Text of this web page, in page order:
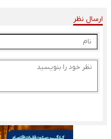
ارسال نظر